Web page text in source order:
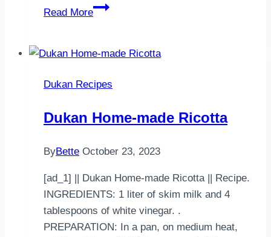
Read More
Otra
pizza
esta
es
receta
Dukan Recipes
Dukan Home-made Ricotta
ByBette October 23, 2023
[ad_1] || Dukan Home-made Ricotta || Recipe.
INGREDIENTS: 1 liter of skim milk and 4
tablespoons of white vinegar. .
PREPARATION: In a pan, on medium heat,